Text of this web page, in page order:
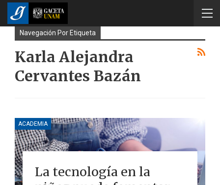
Navegación Por Etiqueta
Karla Alejandra
Cervantes Bazán
ACADEMIA
La tecnología en la